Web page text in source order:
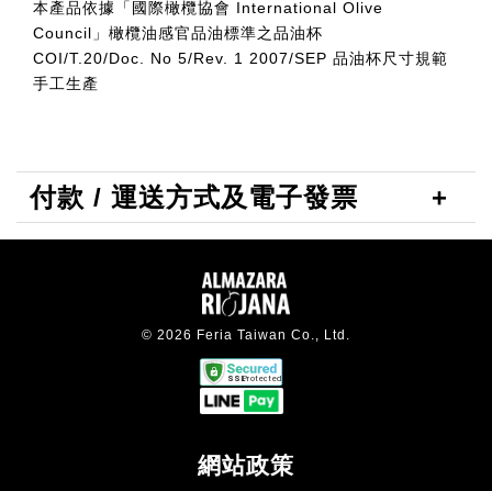
本產品依據「國際橄欖協會 International Olive
Council」橄欖油感官品油標準之品油杯
COI/T.20/Doc. No 5/Rev. 1 2007/SEP 品油杯尺寸規範
手工生產
付款 / 運送方式及電子發票
© 2026 Feria Taiwan Co., Ltd.
網站政策